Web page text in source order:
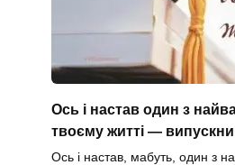
Ось і настав один з
твоєму житті —
Ось і настав, мабуть, один з